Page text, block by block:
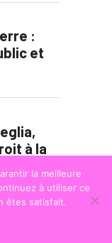
la meilleure
à utiliser ce
êtes satisfait.